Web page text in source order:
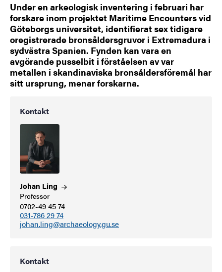
Under en arkeologisk inventering i februari har
forskare inom projektet Maritime Encounters vid
Göteborgs universitet, identifierat sex tidigare
oregistrerade bronsåldersgruvor i Extremadura i
sydvästra Spanien. Fynden kan vara en
avgörande pusselbit i förståelsen av var
metallen i skandinaviska bronsåldersföremål har
sitt ursprung, menar forskarna.
Kontakt
Johan Ling
Professor
0702-49 45 74
031-786 29 74
johan.ling@archaeology.gu.se
Kontakt